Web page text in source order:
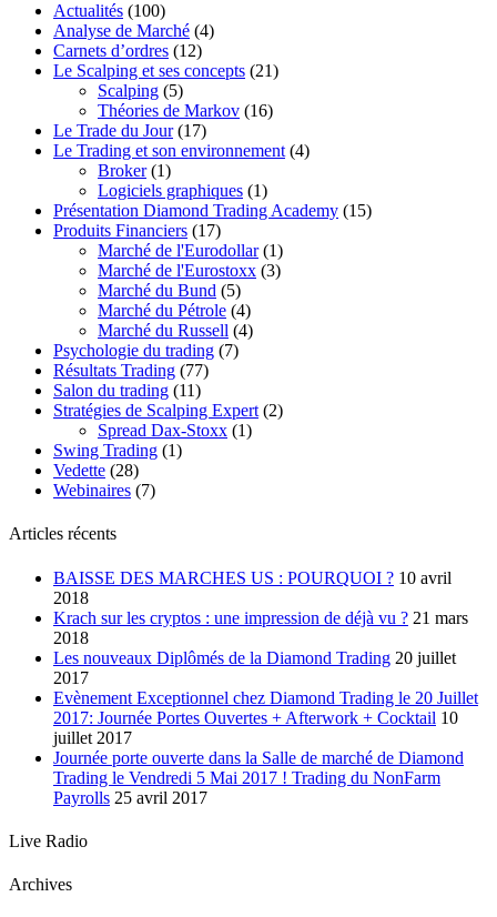
Actualités (100)
Analyse de Marché (4)
Carnets d’ordres (12)
Le Scalping et ses concepts (21)
Scalping (5)
Théories de Markov (16)
Le Trade du Jour(17)
Le Trading et son environnement (4)
Broker(1)
Logiciels graphiques (1)
Présentation Diamond Trading Academy (15)
Produits Financiers (17)
Marché de l'Eurodollar(1)
Marché de l'Eurostoxx (3)
Marché du Bund (5)
Marché du Pétrole (4)
Marché du Russell (4)
Psychologie du trading (7)
Résultats Trading (77)
Salon du trading (11)
Stratégies de Scalping Expert (2)
Spread Dax-Stoxx (1)
Swing Trading (1)
Vedette (28)
Webinaires (7)
Articles récents
BAISSE DES MARCHES US : POURQUOI ? 10 avril
2018
Krach sur les cryptos : une impression de déjà vu ? 21 mars
2018
Les nouveaux Diplômés de la Diamond Trading 20 juillet
2017
Evènement Exceptionnel chez Diamond Trading le 20 Juillet
2017: Journée Portes Ouvertes + Afterwork + Cocktail 10
juillet 2017
Journée porte ouverte dans la Salle de marché de Diamond
Trading le Vendredi 5 Mai 2017 ! Trading du NonFarm
Payrolls 25 avril 2017
Live Radio
Archives